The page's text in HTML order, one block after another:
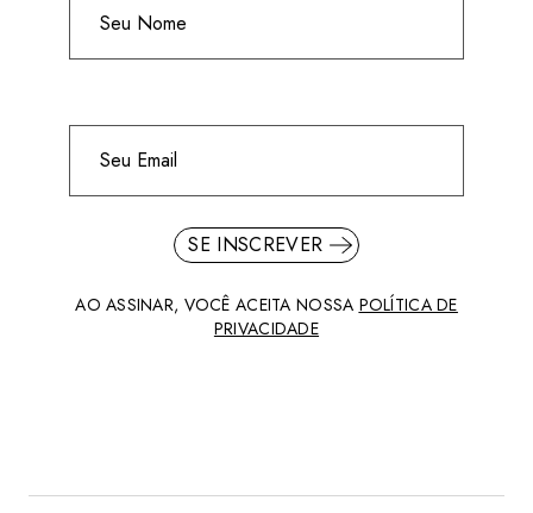
SE INSCREVER
AO ASSINAR, VOCÊ ACEITA NOSSA POLÍTICA DE
PRIVACIDADE